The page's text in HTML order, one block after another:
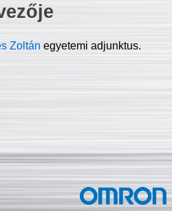
Zoltán egyetemi adjunktus.